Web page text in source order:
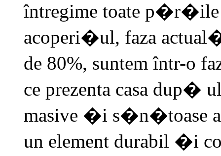
întregime toate p�r�ile
acoperi�ul, faza
de 80%, suntem într-o
ce prezenta casa dup�
masive �i s�n�toase
un element durabil �i